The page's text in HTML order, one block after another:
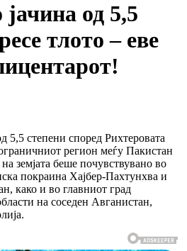
јачина од 5,5
тлото – еве
5,5 степени според Рихтеровата
регион меѓу Пакистан
земјата беше почувствувано во
покраина Хајбер-Пахтунхва и
како и во главниот град
на соседен Авганистан,